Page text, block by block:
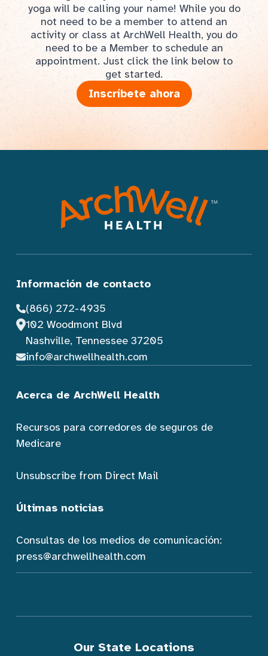
yoga will be calling your name! While you do
not need to be a member to attend an
activity or class at ArchWell Health, you do
need to be a Member to schedule an
appointment. Just click the link below to
get started.
Inscríbete ahora
Información de contacto
(866) 272-4935
102 Woodmont Blvd
Nashville, Tennessee 37205
info@archwellhealth.com
Acerca de ArchWell Health
Recursos para corredores de seguros de
Medicare
Unsubscribe from Direct Mail
Últimas noticias
Consultas de los medios de comunicación:
press@archwellhealth.com
Our State Locations